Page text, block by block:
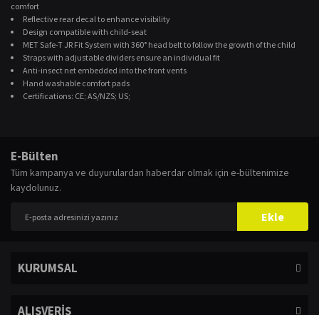
comfort
Reflective rear decal to enhance visibility
Design compatible with child-seat
MET Safe-T JR Fit System with 360° head belt to follow the growth of the child
Straps with adjustable dividers ensure an individual fit
Anti-insect net embedded into the front vents
Hand washable comfort pads
Certifications: CE; AS/NZS; US;
iletebilirsiniz.
Görüş ve önerileriniz için teşekkür ederiz.
Ürün fiyatı diğer sitelerden daha pahalı.
E-Bülten
Tüm kampanya ve duyurulardan haberdar olmak için e-bültenimize
kaydolunuz.
Ekle
KURUMSAL
ALIŞVERİŞ